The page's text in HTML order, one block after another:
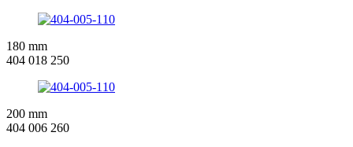
180 mm
404 018 250
200 mm
404 006 260